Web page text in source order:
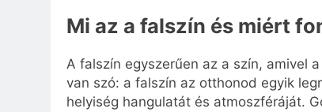
Mi az a falszín és miért
A falszín egyszerűen az a szín, amivel
van szó: a falszín az otthonod egyik
helyiség hangulatát és atmoszféráját.